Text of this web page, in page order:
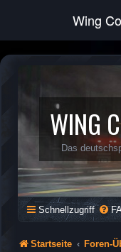
Wing
WING
Das
Schnellzugriff
Startseite Foren-